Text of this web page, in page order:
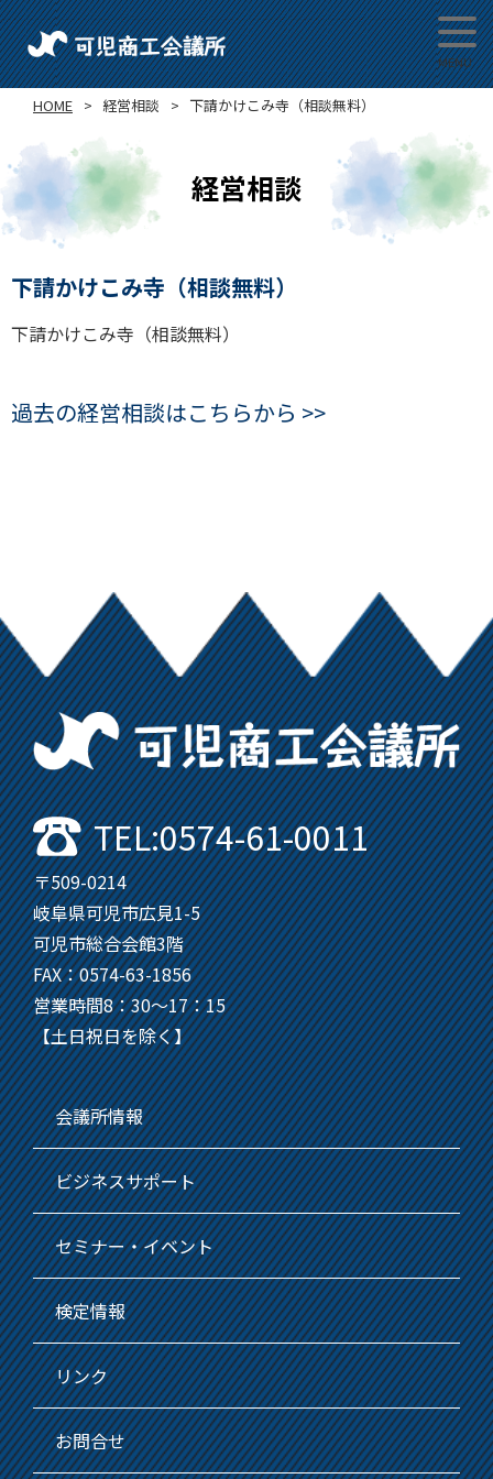
HOME 経営相談 下請かけこみ寺（相談無料）
経営相談
下請かけこみ寺（相談無料）
下請かけこみ寺（相談無料）
過去の経営相談はこちらから >>
可
TEL:0574-61-0011
〒509-0214
岐阜県可児市広見1-5
可児市総合会館3階
FAX：0574-63-1856
営業時間8：30～17：15
【土日祝日を除く】
会議所情報
ビジネスサポート
セミナー・イベント
検定情報
リンク
お問合せ